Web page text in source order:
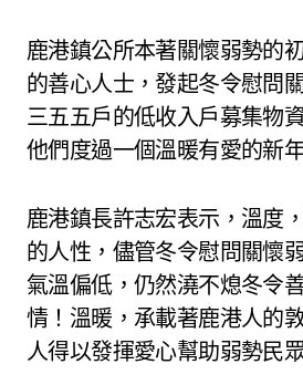
鹿港鎮公所本著關懷弱勢的
的善心人士，發起冬令慰問
三五五戶的低收入戶募集物
他們度過一個溫暖有愛的新
鹿港鎮長許志宏表示，溫度
的人性，儘管冬令慰問關懷
氣溫偏低，仍然澆不熄冬令
情！溫暖，承載著鹿港人的
人得以發揮愛心幫助弱勢民